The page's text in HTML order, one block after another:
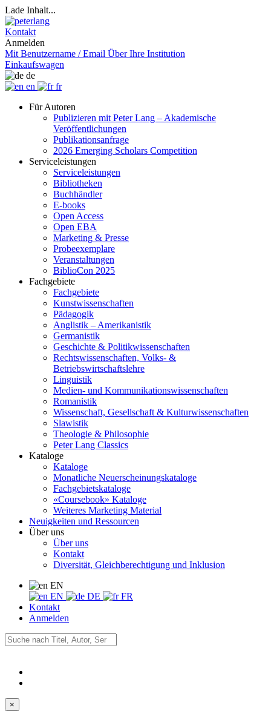
Lade Inhalt...
Kontakt
Anmelden
Mit Benutzername / Email Über Ihre Institution
Einkaufswagen
de
en
fr
Für Autoren
Publizieren mit Peter Lang – Akademische
Veröffentlichungen
Publikationsanfrage
2026 Emerging Scholars Competition
Serviceleistungen
Serviceleistungen
Bibliotheken
Buchhändler
E-books
Open Access
Open EBA
Marketing & Presse
Probeexemplare
Veranstaltungen
BiblioCon 2025
Fachgebiete
Fachgebiete
Kunstwissenschaften
Pädagogik
Anglistik – Amerikanistik
Germanistik
Geschichte & Politikwissenschaften
Rechtswissenschaften, Volks- &
Betriebswirtschaftslehre
Linguistik
Medien- und Kommunikationswissenschaften
Romanistik
Wissenschaft, Gesellschaft & Kulturwissenschaften
Slawistik
Theologie & Philosophie
Peter Lang Classics
Kataloge
Kataloge
Monatliche Neuerscheinungskataloge
Fachgebietskataloge
«Coursebook» Kataloge
Weiteres Marketing Material
Neuigkeiten und Ressourcen
Über uns
Über uns
Kontakt
Diversität, Gleichberechtigung und Inklusion
EN
EN
DE
FR
Kontakt
Anmelden
×